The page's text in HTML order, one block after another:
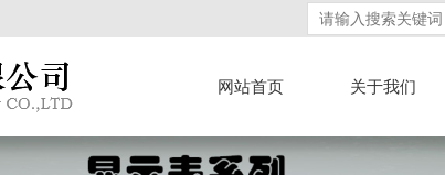
网站首页 关于我们